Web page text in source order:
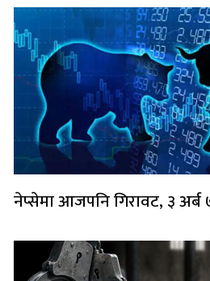
नेप्सेमा आजपनि गिरावट, ३